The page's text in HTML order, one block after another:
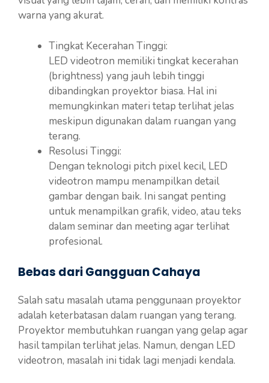
warna yang akurat.
Tingkat Kecerahan Tinggi:
LED videotron memiliki tingkat kecerahan
(brightness) yang jauh lebih tinggi
dibandingkan proyektor biasa. Hal ini
memungkinkan materi tetap terlihat jelas
meskipun digunakan dalam ruangan yang
terang.
Resolusi Tinggi:
Dengan teknologi pitch pixel kecil, LED
videotron mampu menampilkan detail
gambar dengan baik. Ini sangat penting
untuk menampilkan grafik, video, atau teks
dalam seminar dan meeting agar terlihat
profesional.
Bebas dari Gangguan Cahaya
Salah satu masalah utama penggunaan proyektor
adalah keterbatasan dalam ruangan yang terang.
Proyektor membutuhkan ruangan yang gelap agar
hasil tampilan terlihat jelas. Namun, dengan LED
videotron, masalah ini tidak lagi menjadi kendala.